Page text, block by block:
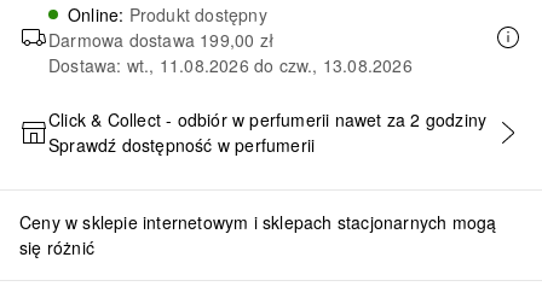
Online: Produkt dostępny
Darmowa dostawa 199,00 zł
Dostawa: wt., 11.08.2026 do czw., 13.08.2026
DODAJ DO KOSZYKA
Click & Collect - odbiór w perfumerii nawet za 2 godziny
Sprawdź dostępność w perfumerii
Ceny w sklepie internetowym i sklepach stacjonarnych mogą
się różnić